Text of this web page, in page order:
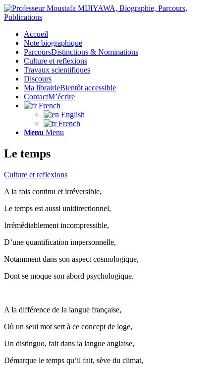
Accueil
Note biographique
ParcoursDistinctions & Nominations
Culture et reflexions
Travaux scientifiques
Discours
Ma librairieBientôt accessible
ContactM’écrire
French
English
French
Menu Menu
Le temps
Culture et reflexions
A la fois continu et irréversible,
Le temps est aussi unidirectionnel,
Irrémédiablement incompressible,
D’une quantification impersonnelle,
Notamment dans son aspect cosmologique,
Dont se moque son abord psychologique.
A la différence de la langue française,
Où un seul mot sert à ce concept de loge,
Un distinguo, fait dans la langue anglaise,
Démarque le temps qu’il fait, sève du climat,